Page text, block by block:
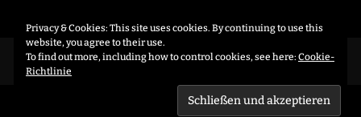
Datenschutzerklärung
CRAFTED BYAUXFORMA
Privacy & Cookies: This site uses cookies. By continuing to use this
website, you agree to their use.
To find out more, including how to control cookies, see here: Cookie-
Richtlinie